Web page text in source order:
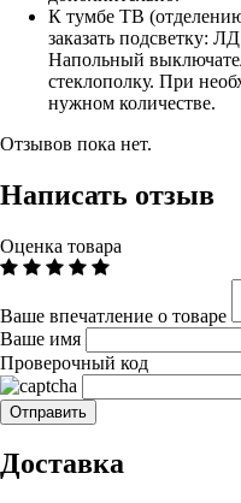
К тумбе ТВ
заказать подсветку:
Напольный
стеклополку. При
нужном количестве.
Отзывов пока нет.
Написать отзыв
Оценка товара
Ваше впечатление о товаре
Ваше имя
Проверочный код
Доставка